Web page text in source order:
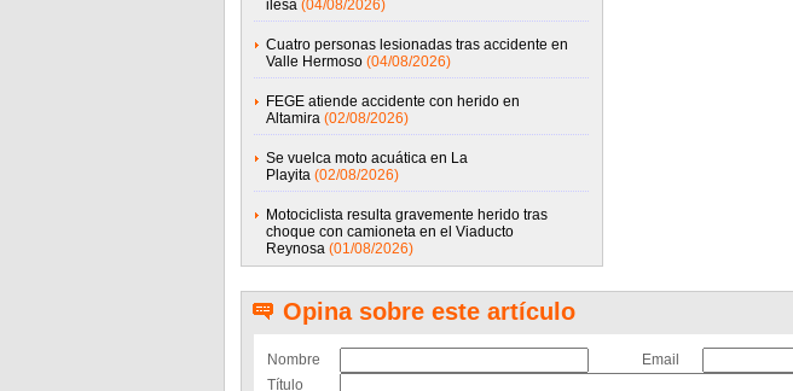
ilesa (04/08/2026)
Cuatro personas lesionadas tras accidente en
Valle Hermoso (04/08/2026)
FEGE atiende accidente con herido en
Altamira (02/08/2026)
Se vuelca moto acuática en La
Playita (02/08/2026)
Motociclista resulta gravemente herido tras
choque con camioneta en el Viaducto
Reynosa (01/08/2026)
Opina sobre este artículo
Nombre
Email
Título